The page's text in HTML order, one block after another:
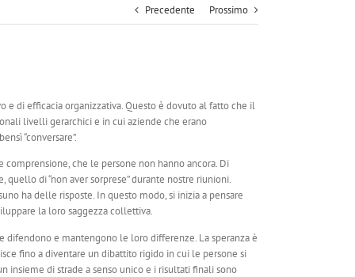
Precedente Prossimo
e di efficacia organizzativa. Questo è dovuto al fatto che il
livelli gerarchici e in cui aziende che erano
“conversare”.
comprensione, che le persone non hanno ancora. Di
di “non aver sorprese” durante nostre riunioni.
ha delle risposte. In questo modo, si inizia a pensare
la loro saggezza collettiva.
difendono e mantengono le loro differenze. La speranza è
fino a diventare un dibattito rigido in cui le persone si
insieme di strade a senso unico e i risultati finali sono